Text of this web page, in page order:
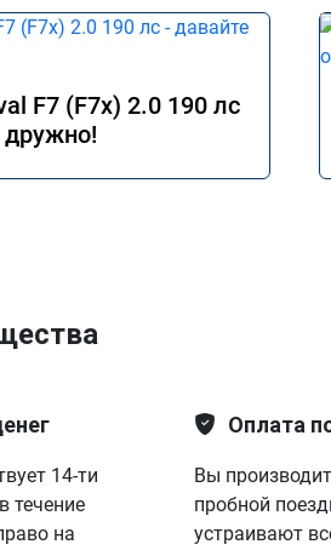
F7 (F7x) 2.0 190 лс
дружно!
14-ти
течение
на
Оплата
Вы
пробной
устраивают